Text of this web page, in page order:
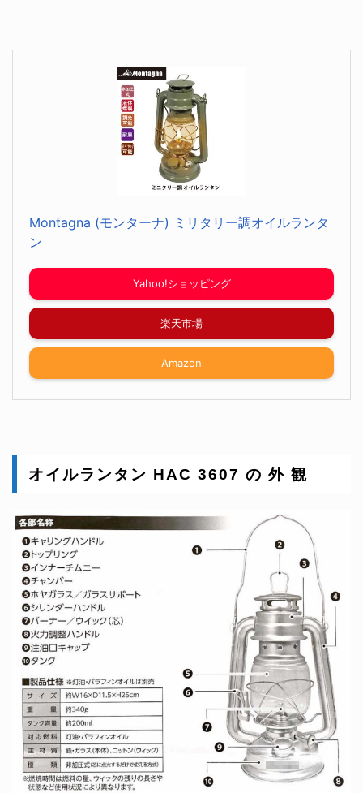
Montagna (モンターナ) ミリタリー調オイルランタ
ン
Yahoo!ショッピング
楽天市場
Amazon
オイルランタン HAC 3607 の 外 観